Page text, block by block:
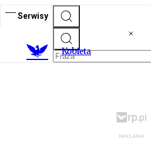
Serwisy
Kobieta